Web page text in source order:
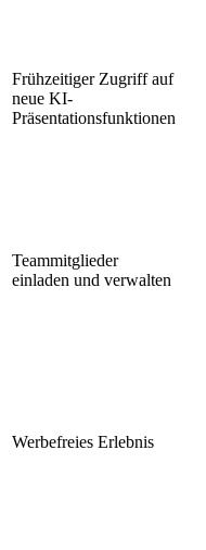
Frühzeitiger Zugriff auf
neue KI-
Präsentationsfunktionen
Teammitglieder
einladen und verwalten
Werbefreies Erlebnis